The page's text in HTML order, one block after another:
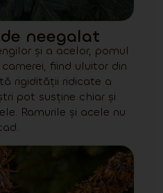
neegalat
și a acelor, pomul
fiind uluitor din
rigidității ridicate a
pot susține chiar și
Ramurile și acele nu